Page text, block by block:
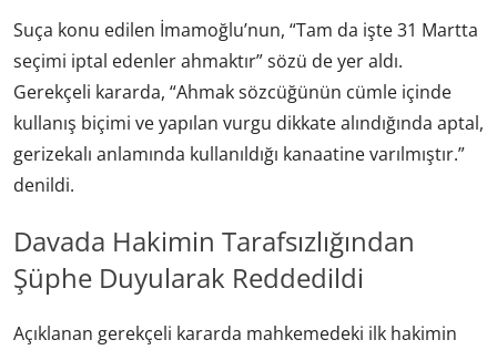
Suça konu edilen İmamoğlu’nun, “Tam da işte 31 Martta
seçimi iptal edenler ahmaktır” sözü de yer aldı.
Gerekçeli kararda, “Ahmak sözcüğünün cümle içinde
kullanış biçimi ve yapılan vurgu dikkate alındığında aptal,
gerizekalı anlamında kullanıldığı kanaatine varılmıştır.”
denildi.
Davada Hakimin Tarafsızlığından
Şüphe Duyularak Reddedildi
Açıklanan gerekçeli kararda mahkemedeki ilk hakimin